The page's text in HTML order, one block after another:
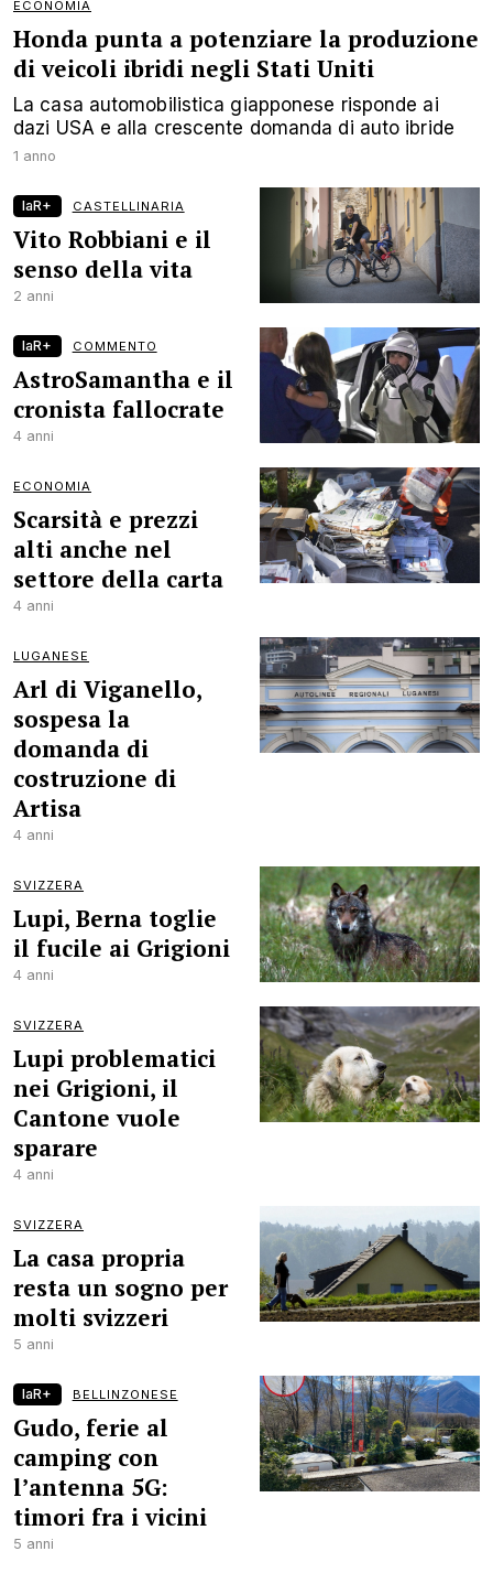
ECONOMIA
Honda punta a potenziare la produzione
di veicoli ibridi negli Stati Uniti
La casa automobilistica giapponese risponde ai
dazi USA e alla crescente domanda di auto ibride
1 anno
laR+ CASTELLINARIA
Vito Robbiani e il
senso della vita
2 anni
laR+ COMMENTO
AstroSamantha e il
cronista fallocrate
4 anni
ECONOMIA
Scarsità e prezzi
alti anche nel
settore della carta
4 anni
LUGANESE
Arl di Viganello,
sospesa la
domanda di
costruzione di
Artisa
4 anni
SVIZZERA
Lupi, Berna toglie
il fucile ai Grigioni
4 anni
SVIZZERA
Lupi problematici
nei Grigioni, il
Cantone vuole
sparare
4 anni
SVIZZERA
La casa propria
resta un sogno per
molti svizzeri
5 anni
laR+ BELLINZONESE
Gudo, ferie al
camping con
l’antenna 5G:
timori fra i vicini
5 anni